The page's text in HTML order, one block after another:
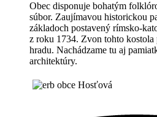
Obec disponuje bohatým
súbor. Zaujímavou historickou
základoch postavený rímsko-
z roku 1734. Zvon tohto kostola
hradu. Nachádzame tu aj
architektúry.